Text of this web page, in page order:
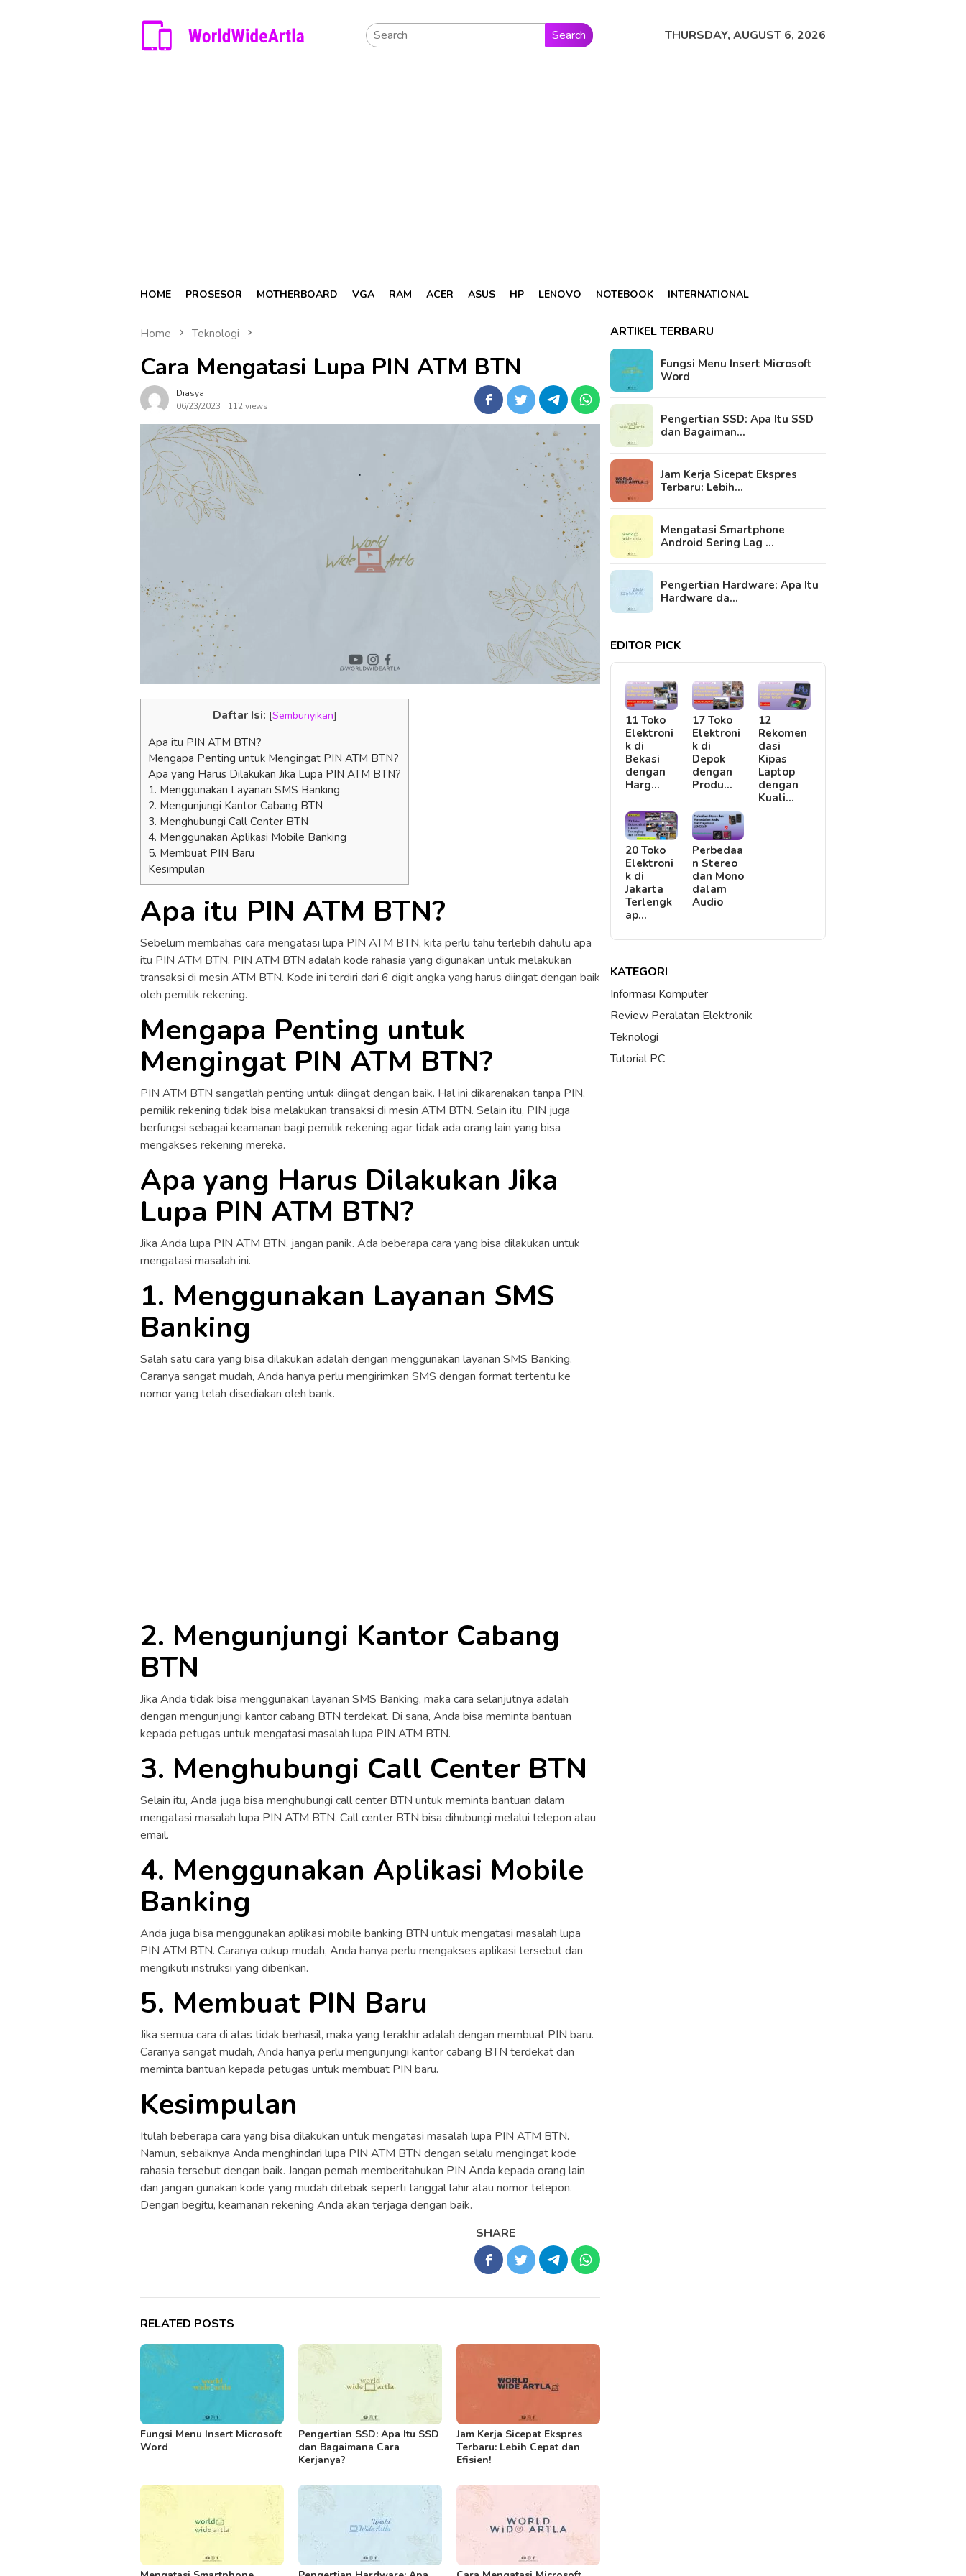
Search THURSDAY, AUGUST 6, 2026
HOME PROSESOR MOTHERBOARD VGA RAM ACER ASUS HP LENOVO NOTEBOOK INTERNATIONAL
Home Teknologi
Cara Mengatasi Lupa PIN ATM BTN
Diasya
06/23/2023
112 views
Daftar Isi: [Sembunyikan]
Apa itu PIN ATM BTN?
Mengapa Penting untuk Mengingat PIN ATM BTN?
Apa yang Harus Dilakukan Jika Lupa PIN ATM BTN?
1. Menggunakan Layanan SMS Banking
2. Mengunjungi Kantor Cabang BTN
3. Menghubungi Call Center BTN
4. Menggunakan Aplikasi Mobile Banking
5. Membuat PIN Baru
Kesimpulan
Apa itu PIN ATM BTN?
Sebelum membahas cara mengatasi lupa PIN ATM BTN, kita perlu tahu terlebih dahulu apa
itu PIN ATM BTN. PIN ATM BTN adalah kode rahasia yang digunakan untuk melakukan
transaksi di mesin ATM BTN. Kode ini terdiri dari 6 digit angka yang harus diingat dengan baik
oleh pemilik rekening.
Mengapa Penting untuk
Mengingat PIN ATM BTN?
PIN ATM BTN sangatlah penting untuk diingat dengan baik. Hal ini dikarenakan tanpa PIN,
pemilik rekening tidak bisa melakukan transaksi di mesin ATM BTN. Selain itu, PIN juga
berfungsi sebagai keamanan bagi pemilik rekening agar tidak ada orang lain yang bisa
mengakses rekening mereka.
Apa yang Harus Dilakukan Jika
Lupa PIN ATM BTN?
Jika Anda lupa PIN ATM BTN, jangan panik. Ada beberapa cara yang bisa dilakukan untuk
mengatasi masalah ini.
1. Menggunakan Layanan SMS
Banking
Salah satu cara yang bisa dilakukan adalah dengan menggunakan layanan SMS Banking.
Caranya sangat mudah, Anda hanya perlu mengirimkan SMS dengan format tertentu ke
nomor yang telah disediakan oleh bank.
2. Mengunjungi Kantor Cabang
BTN
Jika Anda tidak bisa menggunakan layanan SMS Banking, maka cara selanjutnya adalah
dengan mengunjungi kantor cabang BTN terdekat. Di sana, Anda bisa meminta bantuan
kepada petugas untuk mengatasi masalah lupa PIN ATM BTN.
3. Menghubungi Call Center BTN
Selain itu, Anda juga bisa menghubungi call center BTN untuk meminta bantuan dalam
mengatasi masalah lupa PIN ATM BTN. Call center BTN bisa dihubungi melalui telepon atau
email.
4. Menggunakan Aplikasi Mobile
Banking
Anda juga bisa menggunakan aplikasi mobile banking BTN untuk mengatasi masalah lupa
PIN ATM BTN. Caranya cukup mudah, Anda hanya perlu mengakses aplikasi tersebut dan
mengikuti instruksi yang diberikan.
5. Membuat PIN Baru
Jika semua cara di atas tidak berhasil, maka yang terakhir adalah dengan membuat PIN baru.
Caranya sangat mudah, Anda hanya perlu mengunjungi kantor cabang BTN terdekat dan
meminta bantuan kepada petugas untuk membuat PIN baru.
Kesimpulan
Itulah beberapa cara yang bisa dilakukan untuk mengatasi masalah lupa PIN ATM BTN.
Namun, sebaiknya Anda menghindari lupa PIN ATM BTN dengan selalu mengingat kode
rahasia tersebut dengan baik. Jangan pernah memberitahukan PIN Anda kepada orang lain
dan jangan gunakan kode yang mudah ditebak seperti tanggal lahir atau nomor telepon.
Dengan begitu, keamanan rekening Anda akan terjaga dengan baik.
SHARE
RELATED POSTS
Fungsi Menu Insert Microsoft
Word
Pengertian SSD: Apa Itu SSD
dan Bagaimana Cara
Kerjanya?
Jam Kerja Sicepat Ekspres
Terbaru: Lebih Cepat dan
Efisien!
ARTIKEL TERBARU
Fungsi Menu Insert Microsoft
Word
Pengertian SSD: Apa Itu SSD
dan Bagaiman…
Jam Kerja Sicepat Ekspres
Terbaru: Lebih…
Mengatasi Smartphone
Android Sering Lag …
Pengertian Hardware: Apa Itu
Hardware da…
EDITOR PICK
11 Toko
Elektroni
k di
Bekasi
dengan
Harg…
17 Toko
Elektroni
k di
Depok
dengan
Produ…
12
Rekomen
dasi
Kipas
Laptop
dengan
Kuali…
20 Toko
Elektroni
k di
Jakarta
Terlengk
ap…
Perbedaa
n Stereo
dan Mono
dalam
Audio
KATEGORI
Informasi Komputer
Review Peralatan Elektronik
Teknologi
Tutorial PC